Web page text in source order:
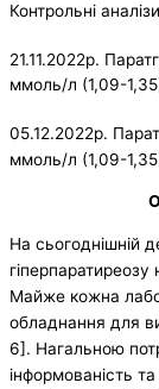
Контрольні
21.11.2022р.
ммоль/л (1,09-
05.12.2022р.
ммоль/л (1,09-
На сьогоднішній
Майже кожна
обладнання для
6]. Нагальною
інформованість